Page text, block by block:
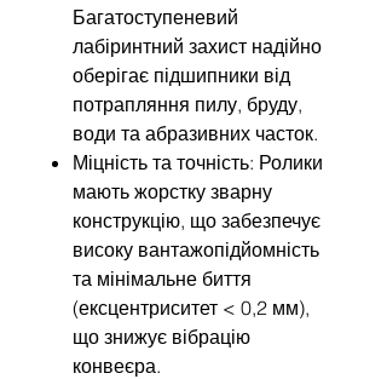
Багатоступеневий
лабіринтний захист надійно
оберігає підшипники від
потрапляння пилу, бруду,
води та абразивних часток.
Міцність та точність: Ролики
мають жорстку зварну
конструкцію, що забезпечує
високу вантажопідйомність
та мінімальне биття
(ексцентриситет < 0,2 мм),
що знижує вібрацію
конвеєра.